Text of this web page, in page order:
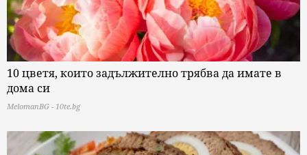
10 цветя, които задължително трябва да имате в
дома си
MelomanBG - 10te.bg